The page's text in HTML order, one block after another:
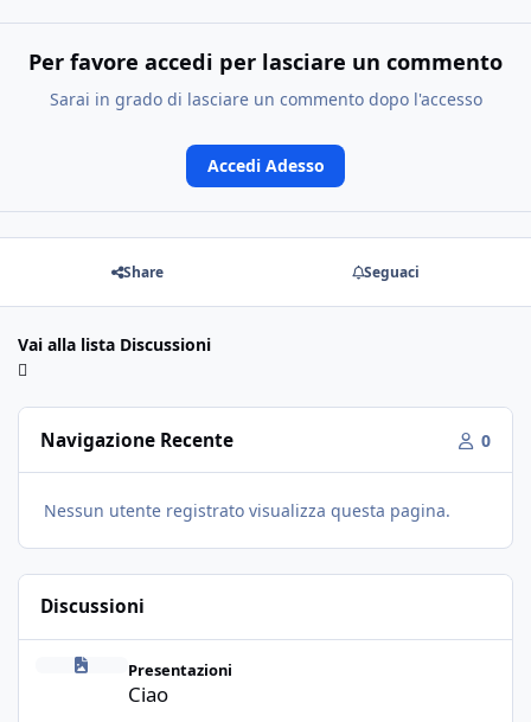
Per favore accedi per lasciare un commento
Sarai in grado di lasciare un commento dopo l'accesso
Accedi Adesso
Share Seguaci
Vai alla lista Discussioni
Navigazione Recente 0
Nessun utente registrato visualizza questa pagina.
Discussioni
Presentazioni
Ciao